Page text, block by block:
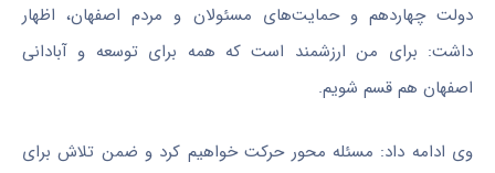
دولت چهاردهم و حمایت‌های مسئولان و مردم اصفهان، اظهار
داشت: برای من ارزشمند است که همه برای توسعه و آبادانی
اصفهان هم قسم شویم.
وی ادامه داد: مسئله محور حرکت خواهیم کرد و ضمن تلاش برای